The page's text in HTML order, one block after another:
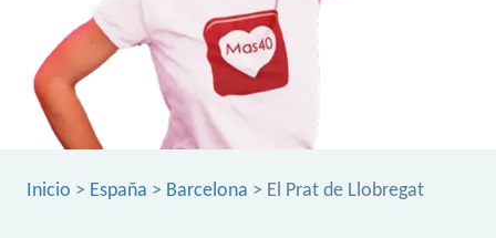
Inicio > España > Barcelona > El Prat de Llobregat